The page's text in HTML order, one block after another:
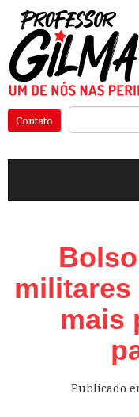
Pular
para
o
conteúdo
Contato
militares
mais
Publicado